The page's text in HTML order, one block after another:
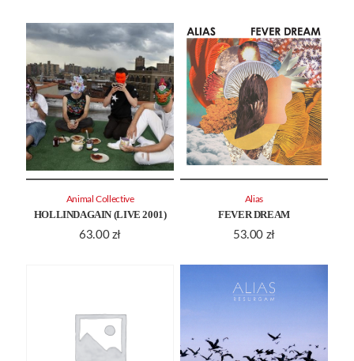
HOLLINDAGAIN (LIVE 2001)
63.00 zł
Animal Collective
FEVER DREAM
53.00 zł
Alias